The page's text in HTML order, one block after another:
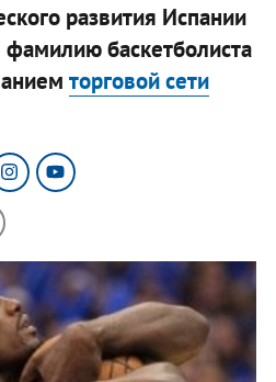
развития Испании
фамилию баскетболиста
торговой сети